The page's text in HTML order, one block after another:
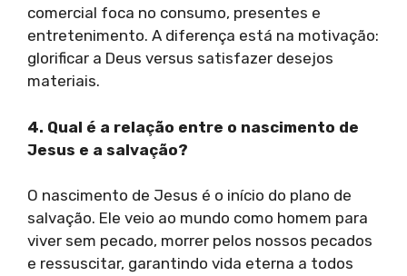
comercial foca no consumo, presentes e
entretenimento. A diferença está na motivação:
glorificar a Deus versus satisfazer desejos
materiais.
4. Qual é a relação entre o nascimento de
Jesus e a salvação?
O nascimento de Jesus é o início do plano de
salvação. Ele veio ao mundo como homem para
viver sem pecado, morrer pelos nossos pecados
e ressuscitar, garantindo vida eterna a todos